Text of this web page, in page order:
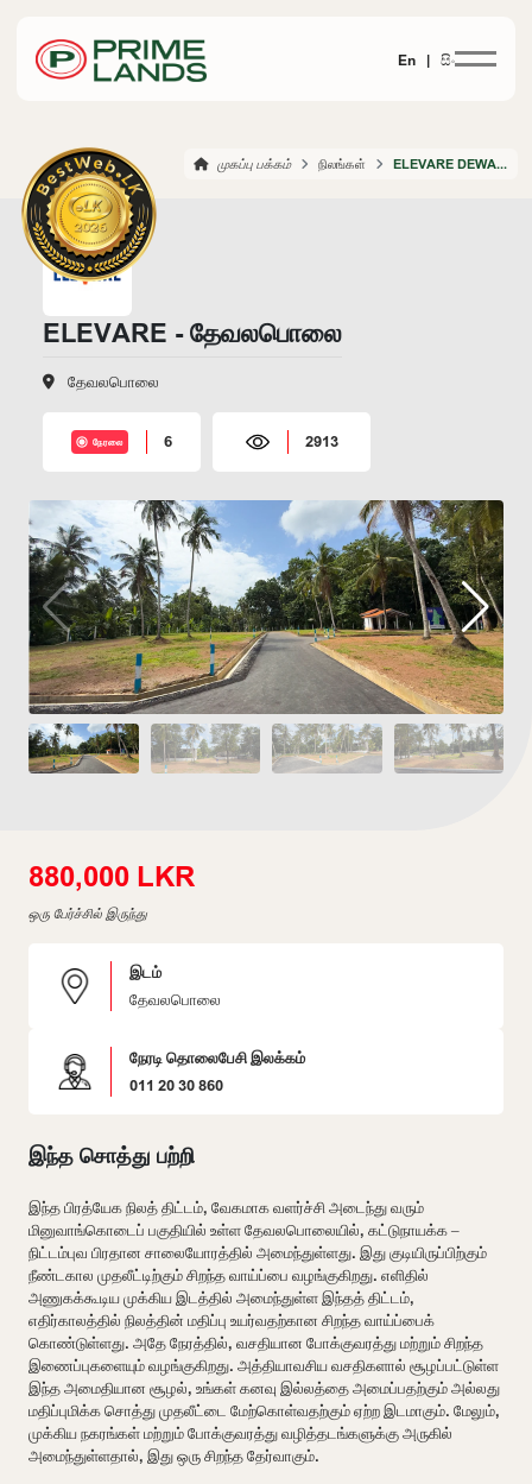
En | සිං
முகப்பு பக்கம் நிலங்கள் ELEVARE DEWALAPOLA
ELEVARE - தேவலபொலை
தேவலபொலை
நேரலை 6 2913
880,000 LKR
ஒரு பேர்ச்சில் இருந்து
இடம்
தேவலபொலை
நேரடி தொலைபேசி இலக்கம்
011 20 30 860
இந்த சொத்து பற்றி
இந்த பிரத்யேக நிலத் திட்டம், வேகமாக வளர்ச்சி அடைந்து வரும்
மினுவாங்கொடைப் பகுதியில் உள்ள தேவலபொலையில், கட்டுநாயக்க –
நிட்டம்புவ பிரதான சாலையோரத்தில் அமைந்துள்ளது. இது குடியிருப்பிற்கும்
நீண்டகால முதலீட்டிற்கும் சிறந்த வாய்ப்பை வழங்குகிறது. எளிதில்
அணுகக்கூடிய முக்கிய இடத்தில் அமைந்துள்ள இந்தத் திட்டம்,
எதிர்காலத்தில் நிலத்தின் மதிப்பு உயர்வதற்கான சிறந்த வாய்ப்பைக்
கொண்டுள்ளது. அதே நேரத்தில், வசதியான போக்குவரத்து மற்றும் சிறந்த
இணைப்புகளையும் வழங்குகிறது. அத்தியாவசிய வசதிகளால் சூழப்பட்டுள்ள
இந்த அமைதியான சூழல், உங்கள் கனவு இல்லத்தை அமைப்பதற்கும் அல்லது
மதிப்புமிக்க சொத்து முதலீட்டை மேற்கொள்வதற்கும் ஏற்ற இடமாகும். மேலும்,
முக்கிய நகரங்கள் மற்றும் போக்குவரத்து வழித்தடங்களுக்கு அருகில்
அமைந்துள்ளதால், இது ஒரு சிறந்த தேர்வாகும்.